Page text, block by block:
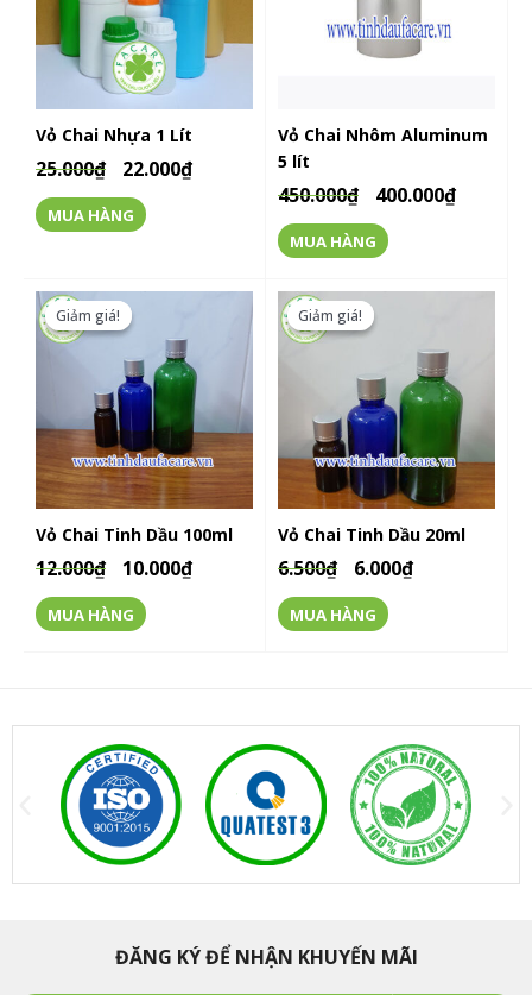
Vỏ Chai Nhựa 1 Lít
25.000₫ 22.000₫
MUA HÀNG
Vỏ Chai Nhôm Aluminum
5 lít
450.000₫ 400.000₫
MUA HÀNG
Giảm giá!
Giảm giá!
Vỏ Chai Tinh Dầu 100ml
12.000₫ 10.000₫
MUA HÀNG
Giảm giá!
Giảm giá!
Vỏ Chai Tinh Dầu 20ml
6.500₫ 6.000₫
MUA HÀNG
ĐĂNG KÝ ĐỂ NHẬN KHUYẾN MÃI